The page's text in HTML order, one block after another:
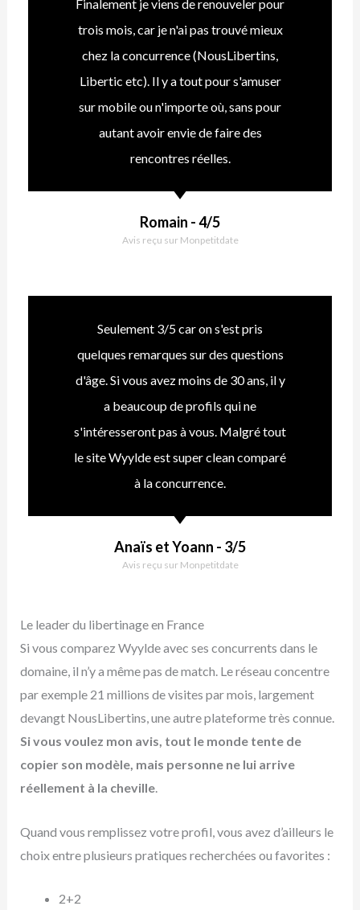
Finalement je viens de renouveler pour
trois mois, car je n'ai pas trouvé mieux
chez la concurrence (NousLibertins,
Libertic etc). Il y a tout pour s'amuser
sur mobile ou n'importe où, sans pour
autant avoir envie de faire des
rencontres réelles.
Romain - 4/5
Avis reçu sur Monpetitdate
Seulement 3/5 car on s'est pris
quelques remarques sur des questions
d'âge. Si vous avez moins de 30 ans, il y
a beaucoup de profils qui ne
s'intéresseront pas à vous. Malgré tout
le site Wyylde est super clean comparé
à la concurrence.
Anaïs et Yoann - 3/5
Avis reçu sur Monpetitdate
Le leader du libertinage en France
Si vous comparez Wyylde avec ses concurrents dans le
domaine, il n’y a même pas de match. Le réseau concentre
par exemple 21 millions de visites par mois, largement
devangt NousLibertins, une autre plateforme très connue.
Si vous voulez mon avis, tout le monde tente de
copier son modèle, mais personne ne lui arrive
réellement à la cheville.
Quand vous remplissez votre profil, vous avez d’ailleurs le
choix entre plusieurs pratiques recherchées ou favorites :
2+2